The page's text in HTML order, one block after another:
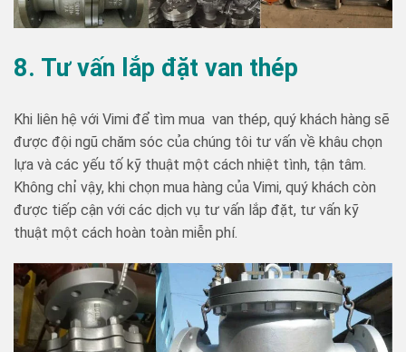
8. Tư vấn lắp đặt van thép
Khi liên hệ với Vimi để tìm mua van thép, quý khách hàng sẽ
được đội ngũ chăm sóc của chúng tôi tư vấn về khâu chọn
lựa và các yếu tố kỹ thuật một cách nhiệt tình, tận tâm.
Không chỉ vậy, khi chọn mua hàng của Vimi, quý khách còn
được tiếp cận với các dịch vụ tư vấn lắp đặt, tư vấn kỹ
thuật một cách hoàn toàn miễn phí.